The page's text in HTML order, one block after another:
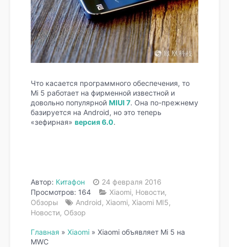
Что касается программного обеспечения, то
Mi 5 работает на фирменной известной и
довольно популярной MIUI 7. Она по-прежнему
базируется на Android, но это теперь
«зефирная» версия 6.0.
Автор: Китафон
24 февраля 2016
Просмотров: 164
Xiaomi, Новости,
Обзоры
Android, Xiaomi, Xiaomi MI5,
Новости, Обзор
Главная » Xiaomi » Xiaomi объявляет Mi 5 на
MWC